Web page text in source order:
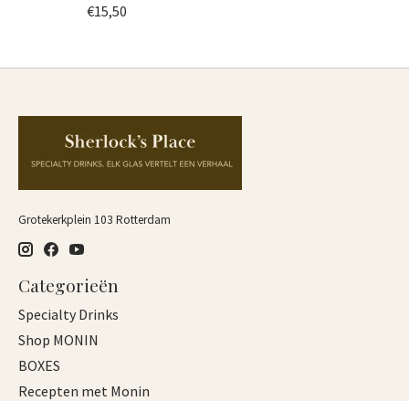
€15,50
Grotekerkplein 103 Rotterdam
Categorieën
Specialty Drinks
Shop MONIN
BOXES
Recepten met Monin